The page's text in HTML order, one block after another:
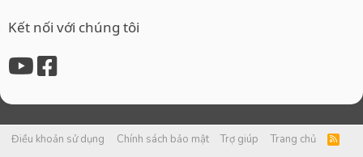
Kết nối với chúng tôi
Điều khoản sử dụng Chính sách bảo mật Trợ giúp Trang chủ
R
S